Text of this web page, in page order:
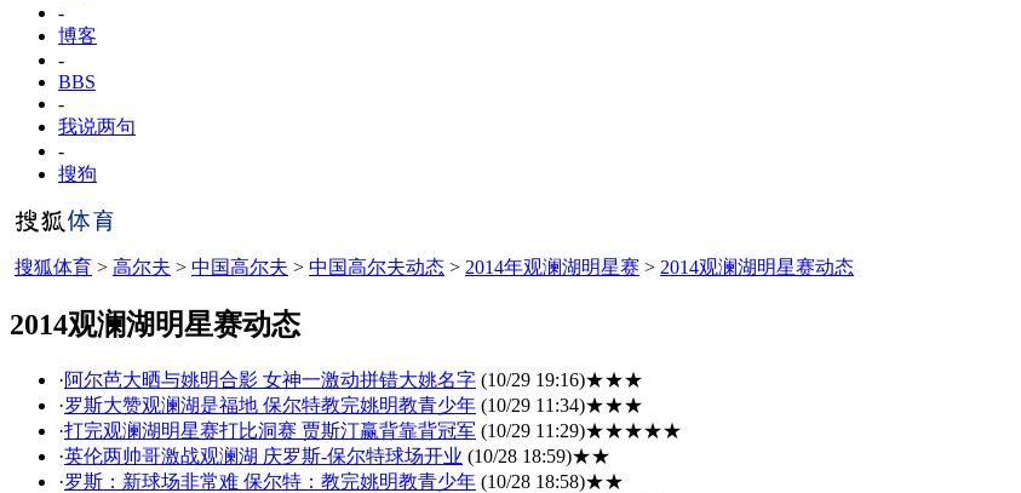
-
博客
-
BBS
-
我说两句
-
搜狗
搜狐体育 > 高尔夫 > 中国高尔夫 > 中国高尔夫动态 > 2014年观澜湖明星赛 > 2014观澜湖明星赛动态
2014观澜湖明星赛动态
·阿尔芭大晒与姚明合影 女神一激动拼错大姚名字 (10/29 19:16)★★★
·罗斯大赞观澜湖是福地 保尔特教完姚明教青少年 (10/29 11:34)★★★
·打完观澜湖明星赛打比洞赛 贾斯汀赢背靠背冠军 (10/29 11:29)★★★★★
·英伦两帅哥激战观澜湖 庆罗斯-保尔特球场开业 (10/28 18:59)★★
·罗斯：新球场非常难 保尔特：教完姚明教青少年 (10/28 18:58)★★